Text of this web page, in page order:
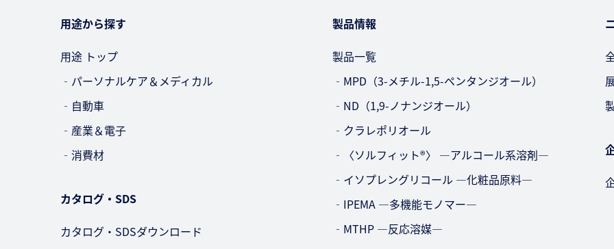
用途から探す
用途 トップ
‐パーソナルケア＆メディカル
‐自動車
‐産業＆電子
‐消費材
カタログ・SDS
カタログ・SDSダウンロード
製品情報
製品一覧
‐MPD（3-メチル-1,5-ペンタンジオール）
‐ND（1,9-ノナンジオール）
‐クラレポリオール
‐〈ソルフィット®〉 —アルコール系溶剤—
‐イソプレングリコール —化粧品原料—
‐IPEMA —多機能モノマー—
‐MTHP —反応溶媒—